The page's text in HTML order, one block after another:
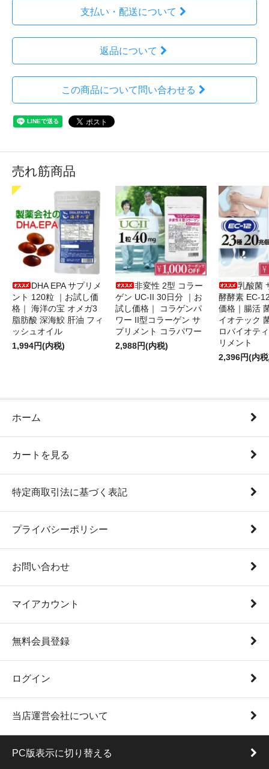
支払い・配送について
返品について
この商品について問い合わせる
売れ筋商品
DHA EPA サプリメ
ント 120粒 ｜お試し価
格｜ 海洋の宝 オメガ3
脂肪酸 深海鮫 肝油 フィ
ッシュオイル
1,994円(内税)
非変性 2型 コラー
ゲン UC-II 30日分 ｜お
試し価格｜ コラゲンパ
ワー II型コラーゲン サ
プリメント コラパワー
2,988円(内税)
乳酸菌
酵酵素 EC-
価格｜腸活
イオテック
ロバイオテ
リメント
2,396円(内
ホーム
カートを見る
特定商取引法に基づく表記
プライバシーポリシー
お問い合わせ
マイアカウント
無料会員登録
ログイン
当店運営会社について
PC版表示に切り替える